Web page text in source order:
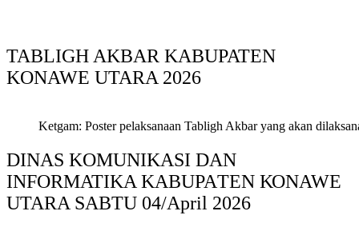
TABLIGH AKBAR KABUPATEN
KONAWE UTARA 2026
Ketgam: Poster pelaksanaan Tabligh Akbar yang akan
DINAS KOMUNIKASI DAN
INFORMATIKA KABUPAΤΕΝ ΚΟNAWE
UTARA SABTU 04/April 2026